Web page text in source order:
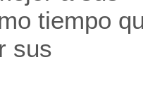
tiempo
sus